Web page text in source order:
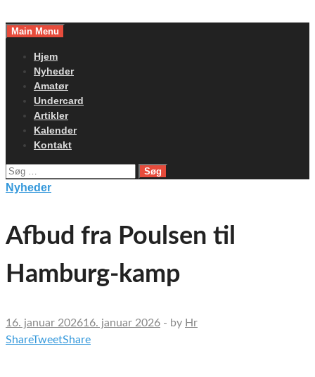
toMain Menu
Hjem
Nyheder
Amatør
Undercard
Artikler
Kalender
Kontakt
Søg
efter:
Nyheder
Afbud fra Poulsen til
Hamburg-kamp
16. januar 202616. januar 2026 - by Hr
ShareTweetShare